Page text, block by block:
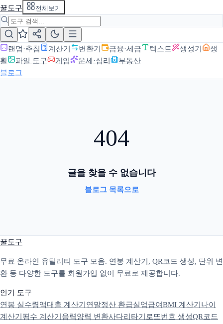
꿀도구 전체보기
랜덤·추첨 계산기 변환기 금융·세금 텍스트 생성기
생
활
파일 도구 게임 운세·심리
부동산
블로그
404
글을 찾을 수 없습니다
블로그 목록으로
꿀도구
무료 온라인 유틸리티 도구 모음. 연봉 계산기, QR코드 생성, 단위 변
환 등 다양한 도구를 회원가입 없이 무료로 제공합니다.
인기 도구
연봉 실수령액대출 계산기 연말정산 환급실업급여BMI 계산기 나이
계산기 평수 계산기 음력양력 변환사다리타기 로또번호 생성QR코드